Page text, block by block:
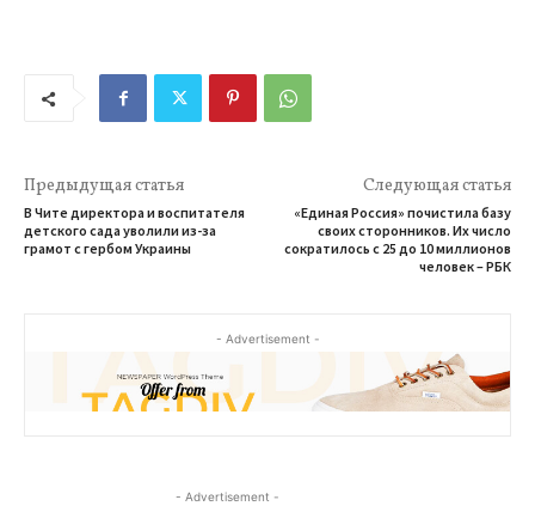
Предыдущая статья
В Чите директора и воспитателя
детского сада уволили из-за
грамот с гербом Украины
Следующая статья
«Единая Россия» почистила базу
своих сторонников. Их число
сократилось с 25 до 10 миллионов
человек – РБК
- Advertisement -
- Advertisement -